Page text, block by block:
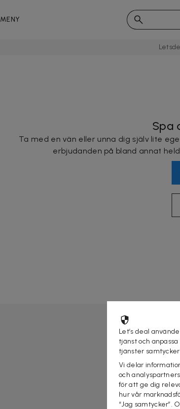
MENY
Spa
Ta med en vän eller unna dig själv lite
erbjudanden på bland annat
Let’s deal
tjänst och
tjänster
Vi delar
och
för att ge dig
hur vår
“Jag samtycker”.